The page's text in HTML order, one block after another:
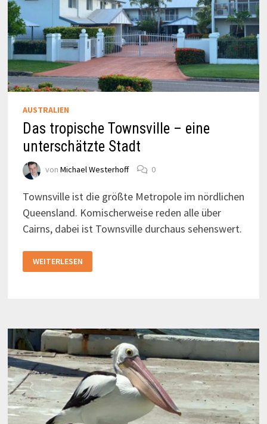
AUSTRALIEN
Das tropische Townsville – eine
unterschätzte Stadt
von Michael Westerhoff 0
Townsville ist die größte Metropole im nördlichen
Queensland. Komischerweise reden alle über
Cairns, dabei ist Townsville durchaus sehenswert.
TROPISCHE
TOWNSVILLE
WEITERLESEN